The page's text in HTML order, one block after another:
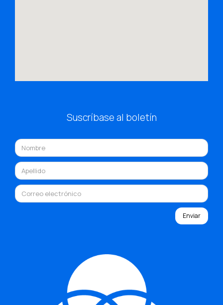
Suscríbase al boletín
Enviar